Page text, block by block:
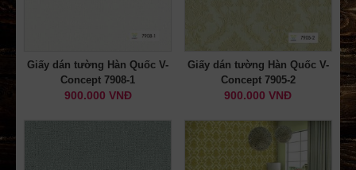
Giấy dán tường Hàn Quốc V-
Concept 7908-1
900.000 VNĐ
Giấy dán tường Hàn Quốc V-
Concept 7905-2
900.000 VNĐ